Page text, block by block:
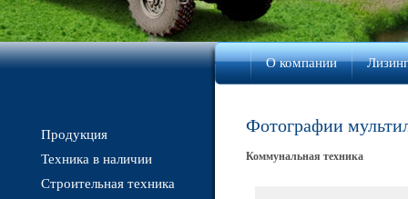
Продукция
Техника в наличии
Строительная техника
О компании
Фотографии
Коммунальная техника